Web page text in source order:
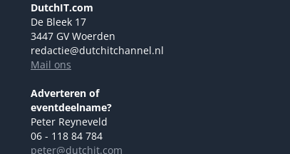
DutchIT.com
De Bleek 17
3447 GV Woerden
redactie@dutchitchannel.nl
Mail ons
Adverteren of
eventdeelname?
Peter Reyneveld
06 - 118 84 784
peter@dutchit.com